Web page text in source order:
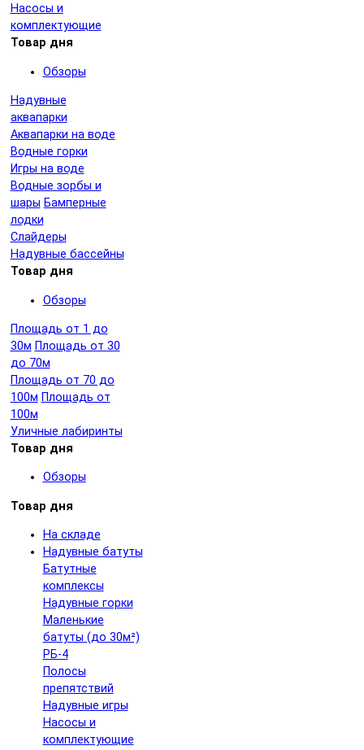
Насосы и
комплектующие
Товар дня
Обзоры
Надувные
аквапарки
Аквапарки на воде
Водные горки
Игры на воде
Водные зорбы и
шары Бамперные
лодки
Слайдеры
Надувные бассейны
Товар дня
Обзоры
Площадь от 1 до
30м Площадь от 30
до 70м
Площадь от 70 до
100м Площадь от
100м
Уличные лабиринты
Товар дня
Обзоры
Товар дня
На складе
Надувные батуты
Батутные
комплексы
Надувные горки
Маленькие
батуты (до 30м²)
РБ-4
Полосы
препятствий
Надувные игры
Насосы и
комплектующие